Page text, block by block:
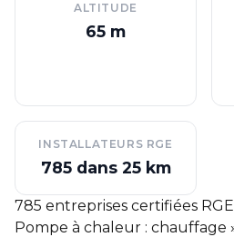
ALTITUDE
65 m
INSTALLATEURS RGE
785 dans 25 km
785 entreprises certifiées
Pompe à chaleur : chauffage